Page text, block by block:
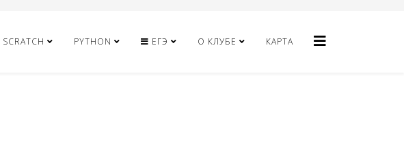
SCRATCH PYTHON ЕГЭ О КЛУБЕ КАРТА